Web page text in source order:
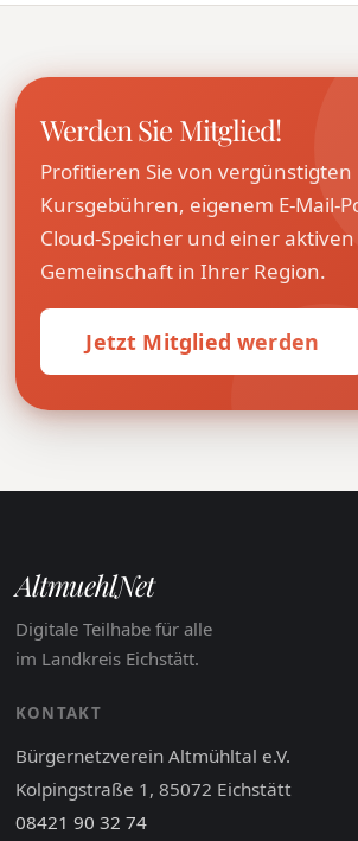
Werden Sie Mitglied!
Profitieren Sie von vergünstigten
Kursgebühren, eigenem E-Mail-
Cloud-Speicher und einer aktiven
Gemeinschaft in Ihrer Region.
Jetzt Mitglied werden
AltmuehlNet
Digitale Teilhabe für alle
im Landkreis Eichstätt.
KONTAKT
Bürgernetzverein Altmühltal e.V.
Kolpingstraße 1, 85072 Eichstätt
08421 90 32 74